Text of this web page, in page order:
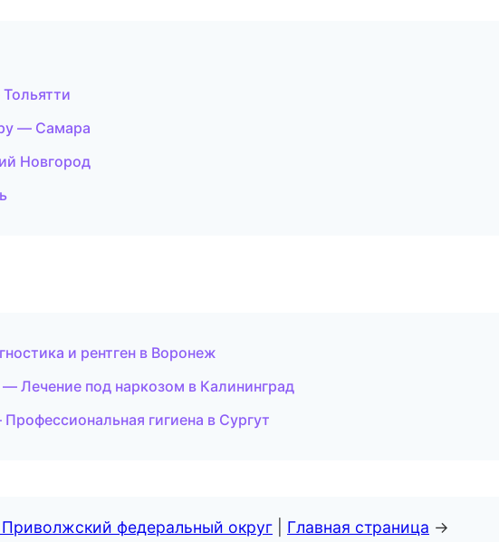
— Самара
Новгород
и рентген в Воронеж
Лечение под наркозом в Калининград
гигиена в Сургут
федеральный округ Главная страница →